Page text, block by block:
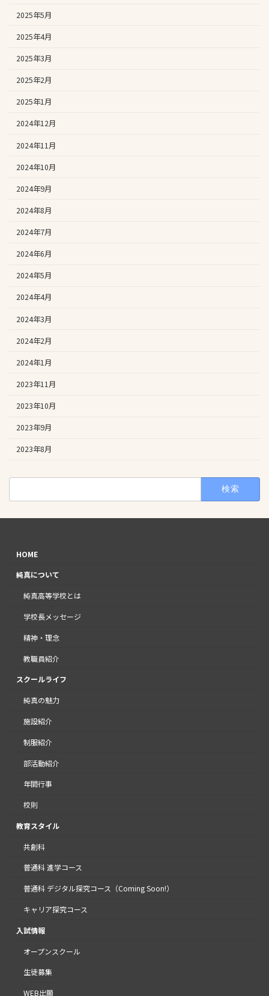
2025年5月
2025年4月
2025年3月
2025年2月
2025年1月
2024年12月
2024年11月
2024年10月
2024年9月
2024年8月
2024年7月
2024年6月
2024年5月
2024年4月
2024年3月
2024年2月
2024年1月
2023年11月
2023年10月
2023年9月
2023年8月
検
HOME
純真について
純真高等学校とは
学校長メッセージ
精神・理念
教職員紹介
スクールライフ
純真の魅力
施設紹介
制服紹介
部活動紹介
年間行事
校則
教育スタイル
共創科
普通科 進学コース
普通科 デジタル探究コース（Coming Soon!）
キャリア探究コース
入試情報
オープンスクール
生徒募集
WEB出願